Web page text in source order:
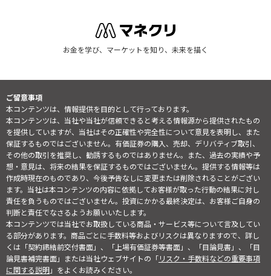
お金を学び、マーケットを知り、未来を描く
ご留意事項
本コンテンツは、情報提供を目的として行っております。
本コンテンツは、当社や当社が信頼できると考える情報源から提供されたもの
を提供していますが、当社はその正確性や完全性について意見を表明し、また
保証するものではございません。有価証券の購入、売却、デリバティブ取引、
その他の取引を推奨し、勧誘するものではありません。また、過去の実績や予
想・意見は、将来の結果を保証するものではございません。提供する情報等は
作成時現在のものであり、今後予告なしに変更または削除されることがござい
ます。当社は本コンテンツの内容に依拠してお客様が取った行動の結果に対し
責任を負うものではございません。投資にかかる最終決定は、お客様ご自身の
判断と責任でなさるようお願いいたします。
本コンテンツでは当社でお取扱している商品・サービス等について言及してい
る部分があります。商品ごとに手数料等およびリスクは異なりますので、詳し
くは「契約締結前交付書面」、「上場有価証券等書面」、「目論見書」、「目
論見書補完書面」または当社ウェブサイトの「リスク・手数料などの重要事項
に関する説明」をよくお読みください。